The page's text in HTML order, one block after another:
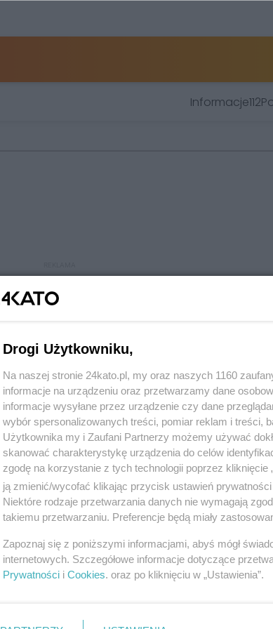
Informacje112
REKLAMA
Drogi Użytkowniku,
Na naszej stronie 24kato.pl, my oraz naszych 1160
informacje na urządzeniu oraz przetwarzamy dane
informacje wysyłane przez urządzenie czy dane
wybór spersonalizowanych treści, pomiar reklam i treści,
Użytkownika my i Zaufani Partnerzy możemy używać
skanować charakterystykę urządzenia do celów
zgodę na korzystanie z tych technologii poprzez
ją zmienić/wycofać klikając przycisk ustawień
Niektóre rodzaje przetwarzania danych nie wymagają
takiemu przetwarzaniu. Preferencje będą miały
Zapoznaj się z poniższymi informacjami, abyś mógł
internetowych. Szczegółowe informacje dotyczące
Prywatności i Cookies. oraz po kliknięciu w „Ustawienia”.